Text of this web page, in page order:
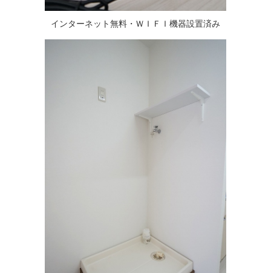
インターネット無料・ＷＩＦＩ機器設置済み